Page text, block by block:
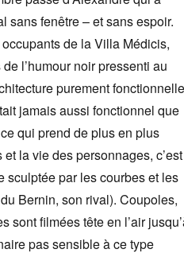
sans fenêtre – et sans espoir.
de la Villa Médicis,
l’humour noir pressenti au
purement fonctionnelle
jamais aussi fonctionnel que
qui prend de plus en plus
la vie des personnages, c’est
sculptée par les courbes et les
Bernin, son rival). Coupoles,
sont filmées tête en l’air
pas sensible à ce type